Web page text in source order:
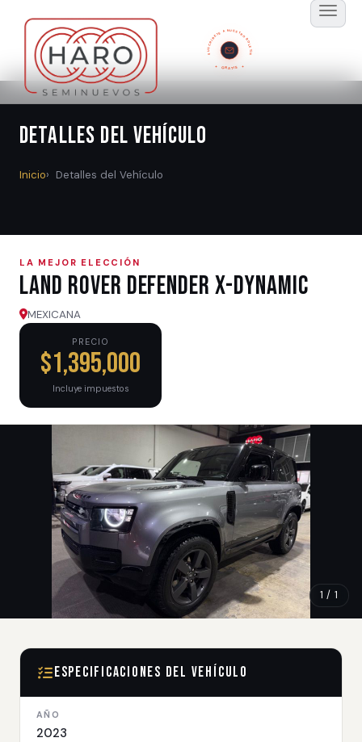
SUSCRÍBETE A NUESTRO BOLETÍN
GRATIS
Detalles del Vehículo
Inicio Detalles del Vehículo
LA MEJOR ELECCIÓN
Land Rover DEFENDER X-DYNAMIC
MEXICANA
PRECIO
$1,395,000
Incluye impuestos
1 / 1
Especificaciones del Vehículo
AÑO
2023